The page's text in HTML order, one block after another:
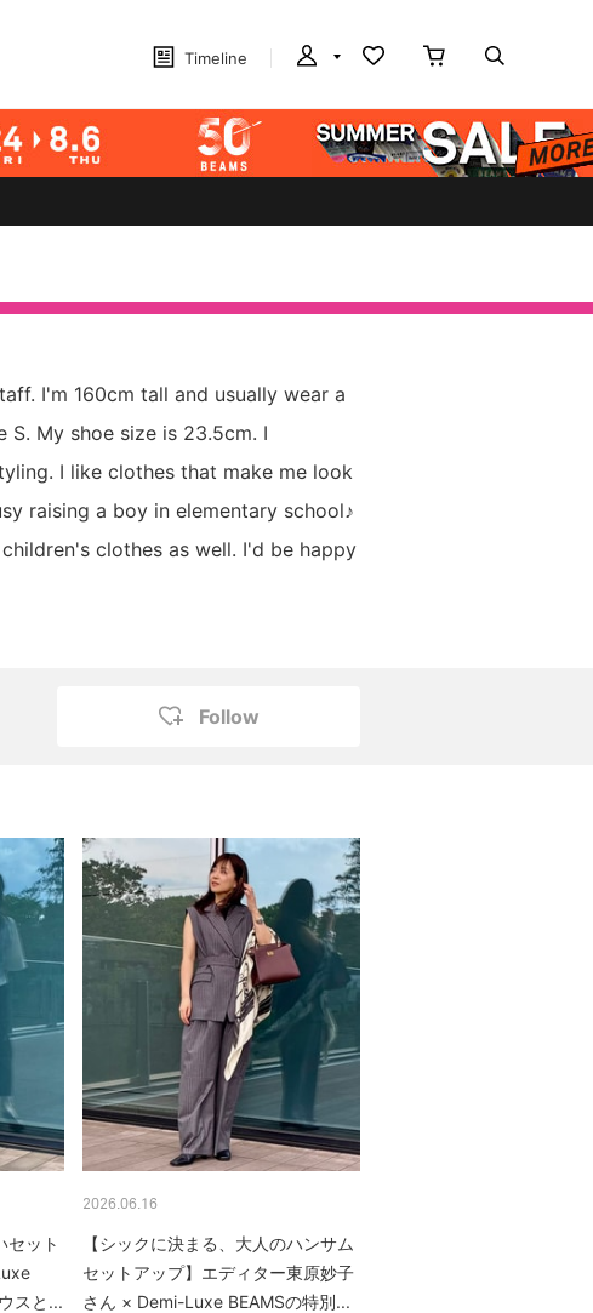
Timeline
I'm 160cm tall and usually wear a
S. My shoe size is 23.5cm. I
I like clothes that make me look
raising a boy in elementary school♪
clothes as well. I'd be happy
Follow
セット
スと...
2026.06.16
【シックに決まる、大人のハンサム
セットアップ】エディター東原妙子
さん × Demi-Luxe BEAMSの特別...